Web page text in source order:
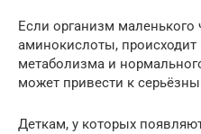
Если организм маленького
аминокислоты,
метаболизма и
может привести к
Деткам, у которых